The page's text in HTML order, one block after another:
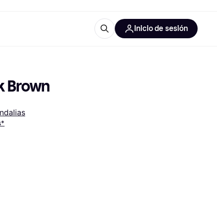
Inicio de sesión
Brown